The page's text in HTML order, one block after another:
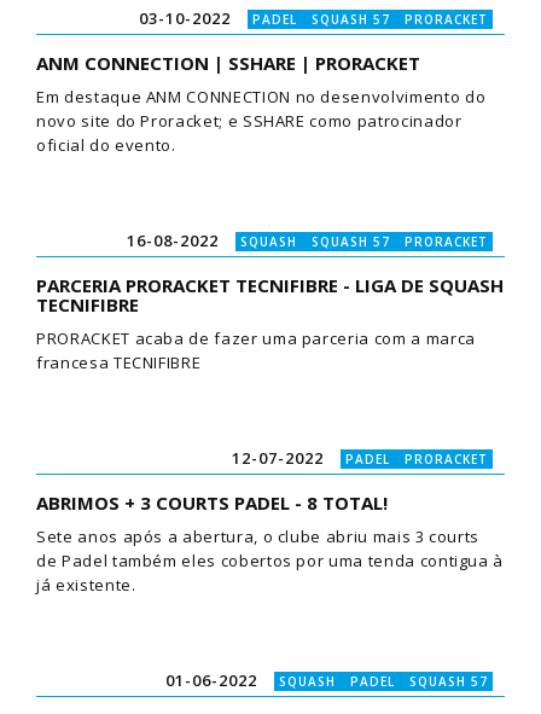
03-10-2022 PADEL SQUASH 57 PRORACKET
ANM CONNECTION | SSHARE | PRORACKET
Em destaque ANM CONNECTION no desenvolvimento do
novo site do Proracket; e SSHARE como patrocinador
oficial do evento.
16-08-2022 SQUASH SQUASH 57 PRORACKET
PARCERIA PRORACKET TECNIFIBRE - LIGA DE SQUASH
TECNIFIBRE
PRORACKET acaba de fazer uma parceria com a marca
francesa TECNIFIBRE
12-07-2022 PADEL PRORACKET
ABRIMOS + 3 COURTS PADEL - 8 TOTAL!
Sete anos após a abertura, o clube abriu mais 3 courts
de Padel também eles cobertos por uma tenda contigua à
já existente.
01-06-2022 SQUASH PADEL SQUASH 57